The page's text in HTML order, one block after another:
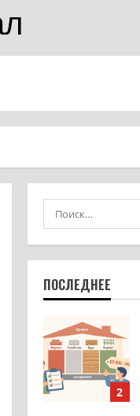
ПОСЛЕДНЕЕ
5
2